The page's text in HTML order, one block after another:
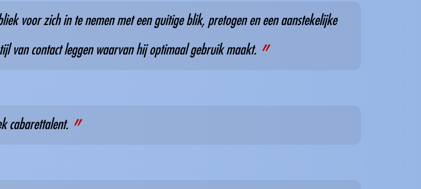
voor zich in te nemen met een guitige blik, pretogen en een aanstekelijke
van contact leggen waarvan hij optimaal gebruik maakt.
cabarettalent.